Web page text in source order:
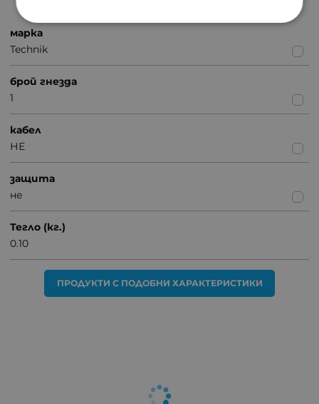
марка
Technik
брой гнезда
1
кабел
НЕ
защита
не
Тегло (кг.)
0.10
ПРОДУКТИ С ПОДОБНИ ХАРАКТЕРИСТИКИ